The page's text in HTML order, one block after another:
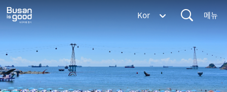
부
산
시
BUSAN
METROPOLITAN
CITY
Kor
합